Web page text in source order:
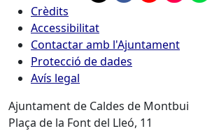
Crèdits
Accessibilitat
Contactar amb l'Ajuntament
Protecció de dades
Avís legal
Ajuntament de Caldes de Montbui
Plaça de la Font del Lleó, 11